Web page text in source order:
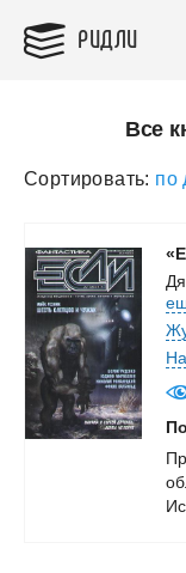
РИДЛИ
Все
Сортировать: по